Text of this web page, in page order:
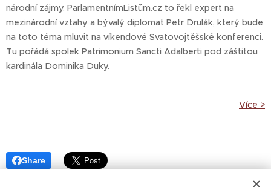
národní zájmy. ParlamentnímListům.cz to řekl expert na
mezinárodní vztahy a bývalý diplomat Petr Drulák, který bude
na toto téma mluvit na víkendové Svatovojtěšské konferenci.
Tu pořádá spolek Patrimonium Sancti Adalberti pod záštitou
kardinála Dominika Duky.
Více >
Share